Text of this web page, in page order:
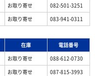
お取り寄せ
082-501-3251
お取り寄せ 083-941-0311
在庫
電話番号
お取り寄せ
088-612-0730
お取り寄せ
087-815-3993